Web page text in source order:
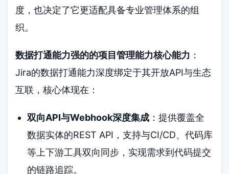
度，也决定了它更适配具备专业管理体系的组
织。
数据打通能力强的的项目管理能力核心能力 ：
Jira的数据打通能力深度绑定于其开放API与生态
互联，核心体现在：
双向API与Webhook深度集成：提供覆盖全
数据实体的REST API，支持与CI/CD、代码库
等上下游工具双向同步，实现需求到代码提交
的链路追踪。